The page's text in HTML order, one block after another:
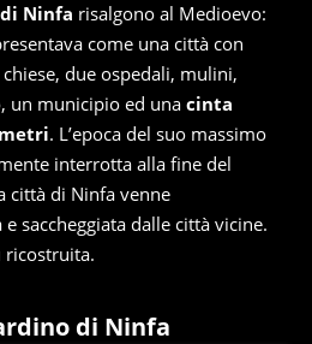
Ninfa risalgono al Medioevo:
come una città con
due ospedali, mulini,
un municipio ed una cinta
. L’epoca del suo massimo
interrotta alla fine del
città di Ninfa venne
saccheggiata dalle città vicine.
ricostruita.
di Ninfa